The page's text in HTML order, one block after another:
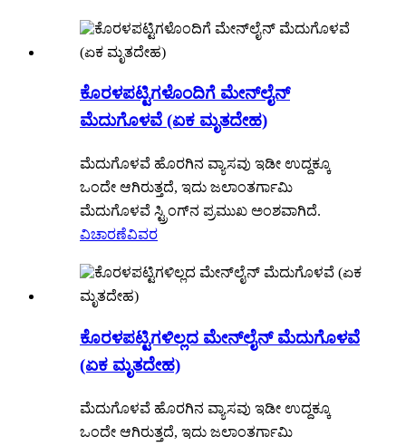
ಕೊರಳಪಟ್ಟಿಗಳೊಂದಿಗೆ ಮೇನ್‌ಲೈನ್
ಮೆದುಗೊಳವೆ (ಏಕ ಮೃತದೇಹ)
ಮೆದುಗೊಳವೆ ಹೊರಗಿನ ವ್ಯಾಸವು ಇಡೀ ಉದ್ದಕ್ಕೂ
ಒಂದೇ ಆಗಿರುತ್ತದೆ, ಇದು ಜಲಾಂತರ್ಗಾಮಿ
ಮೆದುಗೊಳವೆ ಸ್ಟ್ರಿಂಗ್‌ನ ಪ್ರಮುಖ ಅಂಶವಾಗಿದೆ.
ವಿಚಾರಣೆವಿವರ
ಕೊರಳಪಟ್ಟಿಗಳಿಲ್ಲದ ಮೇನ್‌ಲೈನ್ ಮೆದುಗೊಳವೆ
(ಏಕ ಮೃತದೇಹ)
ಮೆದುಗೊಳವೆ ಹೊರಗಿನ ವ್ಯಾಸವು ಇಡೀ ಉದ್ದಕ್ಕೂ
ಒಂದೇ ಆಗಿರುತ್ತದೆ, ಇದು ಜಲಾಂತರ್ಗಾಮಿ